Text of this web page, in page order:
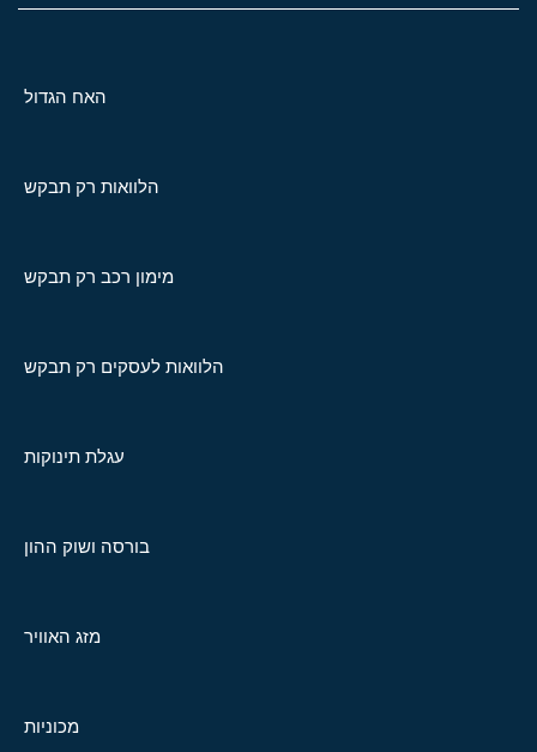
האח הגדול
הלוואות רק תבקש
מימון רכב רק תבקש
הלוואות לעסקים רק תבקש
עגלת תינוקות
בורסה ושוק ההון
מזג האוויר
מכוניות